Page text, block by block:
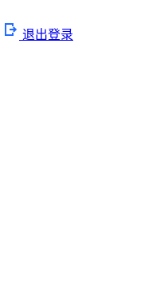
退出登录